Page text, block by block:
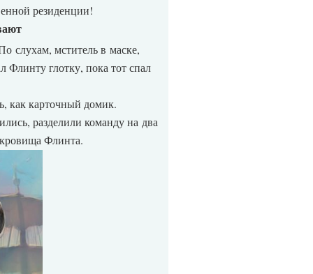
резиденции!
слухам, мститель в маске,
Флинту глотку, пока тот спал
как карточный домик.
разделили команду на два
Флинта.